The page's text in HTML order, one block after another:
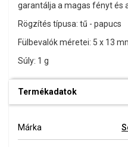
garantálja a magas fényt és
Rögzítés típusa: tű - papucs
Fülbevalók méretei: 5 x 13
Súly: 1 g
Termékadatok
Márka